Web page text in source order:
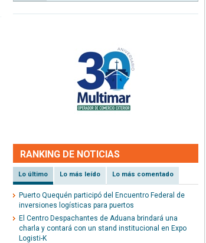
RANKING DE NOTICIAS
Lo último Lo más leído Lo más comentado
Puerto Quequén participó del Encuentro Federal de
inversiones logísticas para puertos
El Centro Despachantes de Aduana brindará una
charla y contará con un stand institucional en Expo
Logisti-K